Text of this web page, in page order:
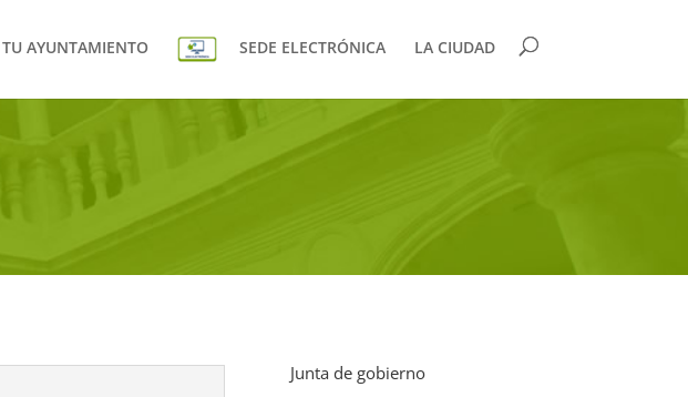
TU AYUNTAMIENTO SEDE ELECTRÓNICA LA CIUDAD
Junta de gobierno